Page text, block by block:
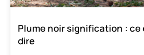
Plume noir signification : ce
dire